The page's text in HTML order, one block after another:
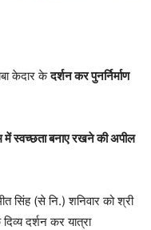
केदार केदर्शन कर पुनर्निर्माण
में स्वच्छता बनाए रखने की अपील
सिंह (से नि.) शनिवार को श्री
दर्शन कर यात्रा